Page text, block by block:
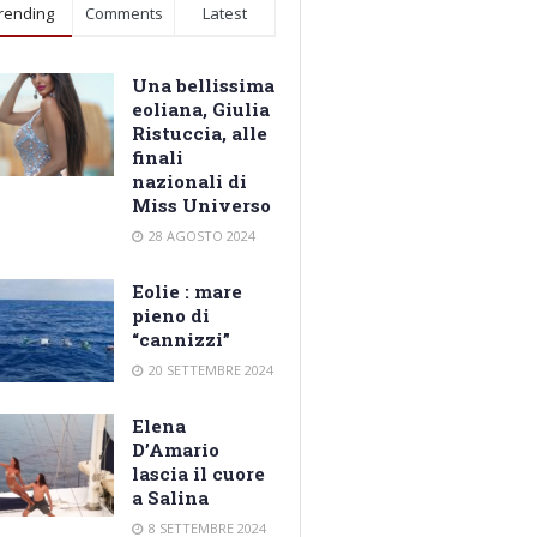
Comments Latest
Una bellissima
eoliana, Giulia
Ristuccia, alle
finali
nazionali di
Miss Universo
28 AGOSTO 2024
Eolie : mare
pieno di
“cannizzi”
20 SETTEMBRE 2024
Elena
D’Amario
lascia il cuore
a Salina
8 SETTEMBRE 2024